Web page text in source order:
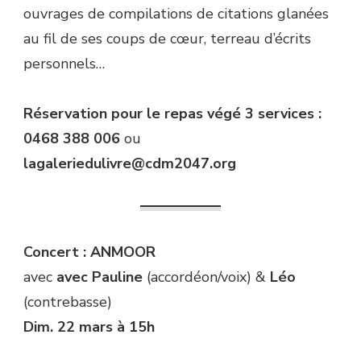
ouvrages de compilations de citations glanées
au fil de ses coups de cœur, terreau d’écrits
personnels…
Réservation pour le repas végé 3 services :
0468 388 006 ou
lagaleriedulivre@cdm2047.org
Concert : ANMOOR
avec avec Pauline (accordéon/voix) & Léo
(contrebasse)
Dim. 22 mars à 15h